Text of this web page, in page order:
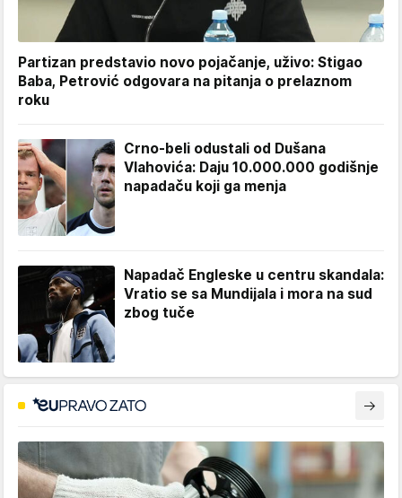
Partizan predstavio novo pojačanje, uživo: Stigao
Baba, Petrović odgovara na pitanja o prelaznom
roku
Crno-beli odustali od Dušana
Vlahovića: Daju 10.000.000 godišnje
napadaču koji ga menja
Napadač Engleske u centru skandala:
Vratio se sa Mundijala i mora na sud
zbog tuče